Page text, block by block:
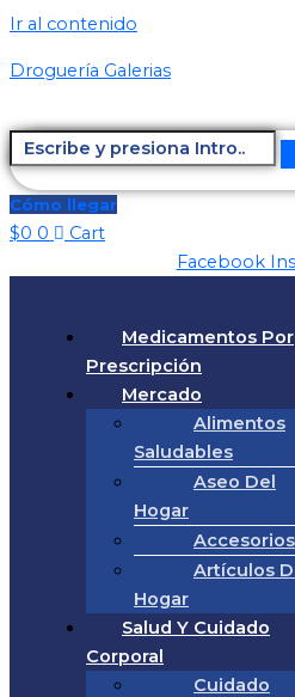
Ir al contenido
Droguería Galerias
Cómo llegar
$0 0
Cart
Facebook
Medicamentos Por
Prescripción
Mercado
Alimentos
Saludables
Aseo Del
Hogar
Accesorios
Artículos
Hogar
Salud Y Cuidado
Corporal
Cuidado